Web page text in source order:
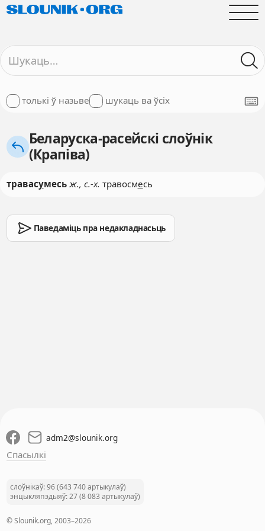
толькі ў назьве шукаць ва ўсіх
Беларуска-расейскі слоўнік
(Крапіва)
травасумесь ж., с.-х. травосмесь
Паведаміць пра недакладнасьць
adm2@slounik.org
Спасылкі
слоўнікаў: 96 (643 740 артыкулаў)
энцыкляпэдыяў: 27 (8 083 артыкулаў)
© Slounik.org, 2003–2026